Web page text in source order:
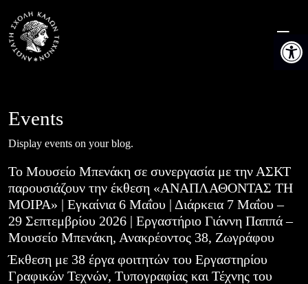
content
Events
Display events on your blog.
Το Μουσείο Μπενάκη σε συνεργασία με την ΑΣΚΤ
παρουσιάζουν την έκθεση «ΑΝΑΠΛΑΘΟΝΤΑΣ ΤΗ
ΜΟΙΡΑ» | Εγκαίνια 6 Μαΐου | Διάρκεια 7 Μαΐου –
29 Σεπτεμβρίου 2026 | Εργαστήριο Γιάννη Παππά –
Μουσείο Μπενάκη, Ανακρέοντος 38, Ζωγράφου
Έκθεση με 38 έργα φοιτητών του Εργαστηρίου
Γραφικών Τεχνών, Τυπογραφίας και Τέχνης του